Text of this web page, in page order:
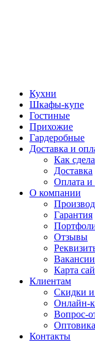
Кухни
Шкафы-купе
Гостиные
Прихожие
Гардеробные
Доставка и
Как
Доставка
Оплата и
О компании
Гарантия
Отзывы
Вакансии
Карта
Клиентам
Скидки
Онлайн-
Вопрос-
Контакты